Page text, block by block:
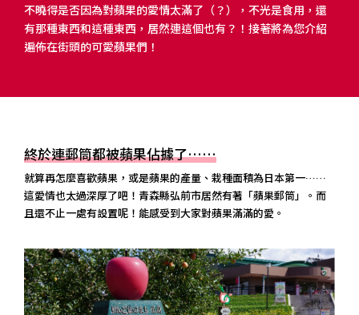
不曉得是否因為對蘋果的愛情太滿了（？），不光是食用，還
有那種東西和這種東西，居然連這個也有？！接著將為您介紹
遍佈在街頭的可愛蘋果們！
終於連郵筒都被蘋果佔據了……
就算再怎麼喜歡蘋果，或是蘋果的產量、栽種面積為日本第一……
這愛情也太過深厚了吧！青森縣弘前市居然有著「蘋果郵筒」。而
且還不止一處有設置呢！能感受到大家對蘋果滿滿的愛。